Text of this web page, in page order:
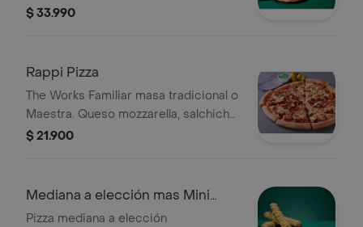
$ 33.990
Rappi Pizza
The Works Familiar masa tradicional o
Maestra. Queso mozzarella, salchicha
italiana, pepperoni, jamón, cebolla,
$ 21.900
Mediana a elección mas Mini
Palitos
Pizza mediana a elección